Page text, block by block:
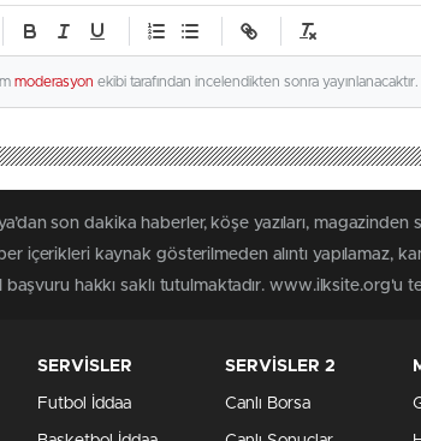
moderasyon ekibi tarafından incelendikten sonra yayınlanacaktır.
son dakika haberler, köşe yazıları,
içerikleri kaynak gösterilmeden alıntı yapılamaz,
başvuru hakkı saklı tutulmaktadır. www.ilksite.org'u
SERVİSLER
Futbol İddaa
SERVİSLER 2
Canlı Borsa